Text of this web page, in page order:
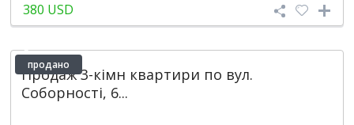
380 USD
продано
Продаж 3-кімн квартири по вул.
Соборності, 6...